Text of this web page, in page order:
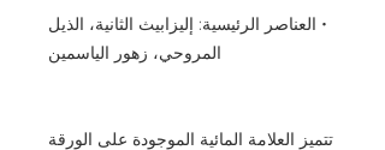
• العناصر الرئيسية: إليزابيث الثانية، الذيل
المروحي، زهور الياسمين
تتميز العلامة المائية الموجودة على الورقة